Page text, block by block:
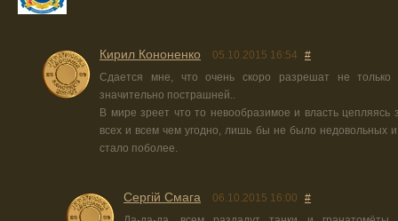
Кирил Кононенко 05.10.2015 16:54
#
Сдается мне, что очень скоро разрешат не
значительно пострашней..
В мире зреет что то невообразимое и власть цепляясь
всех и всем чем угодно, лишь бы не было недовольных
стало поболее.
Сергій Смага 06.10.2015 16:00
#